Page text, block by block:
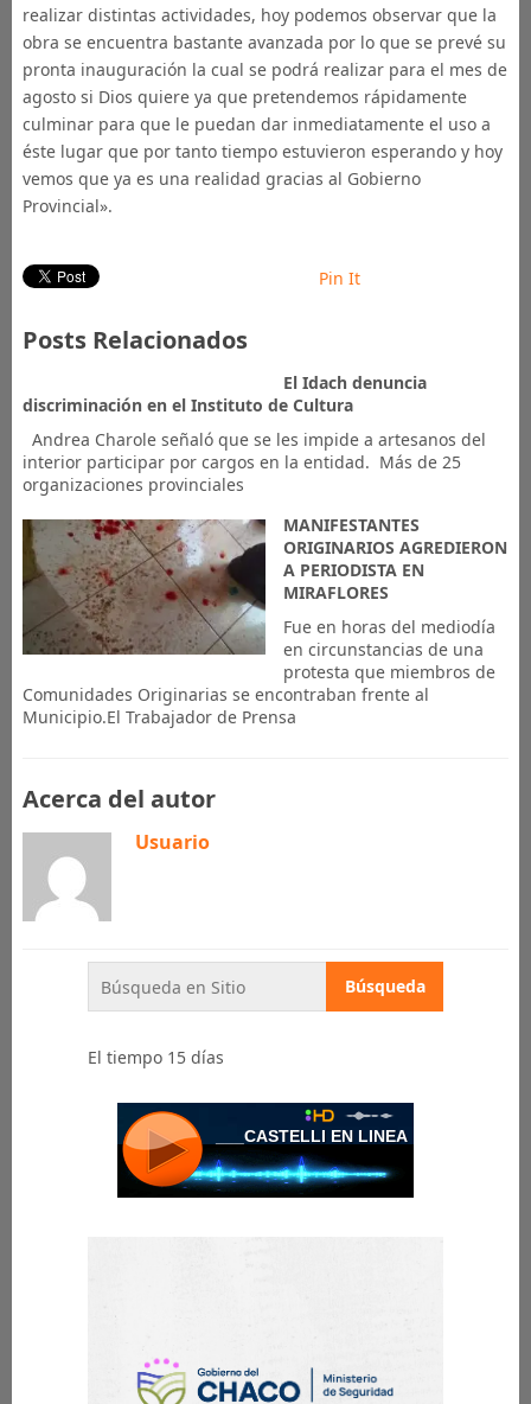
realizar distintas actividades, hoy podemos observar que la
obra se encuentra bastante avanzada por lo que se prevé su
pronta inauguración la cual se podrá realizar para el mes de
agosto si Dios quiere ya que pretendemos rápidamente
culminar para que le puedan dar inmediatamente el uso a
éste lugar que por tanto tiempo estuvieron esperando y hoy
vemos que ya es una realidad gracias al Gobierno
Provincial».
Pin It
Posts Relacionados
El Idach denuncia
discriminación en el Instituto de Cultura
Andrea Charole señaló que se les impide a artesanos del
interior participar por cargos en la entidad. Más de 25
organizaciones provinciales
MANIFESTANTES
ORIGINARIOS AGREDIERON
A PERIODISTA EN
MIRAFLORES
Fue en horas del mediodía
en circunstancias de una
protesta que miembros de
Comunidades Originarias se encontraban frente al
Municipio.El Trabajador de Prensa
Acerca del autor
Usuario
El tiempo 15 días